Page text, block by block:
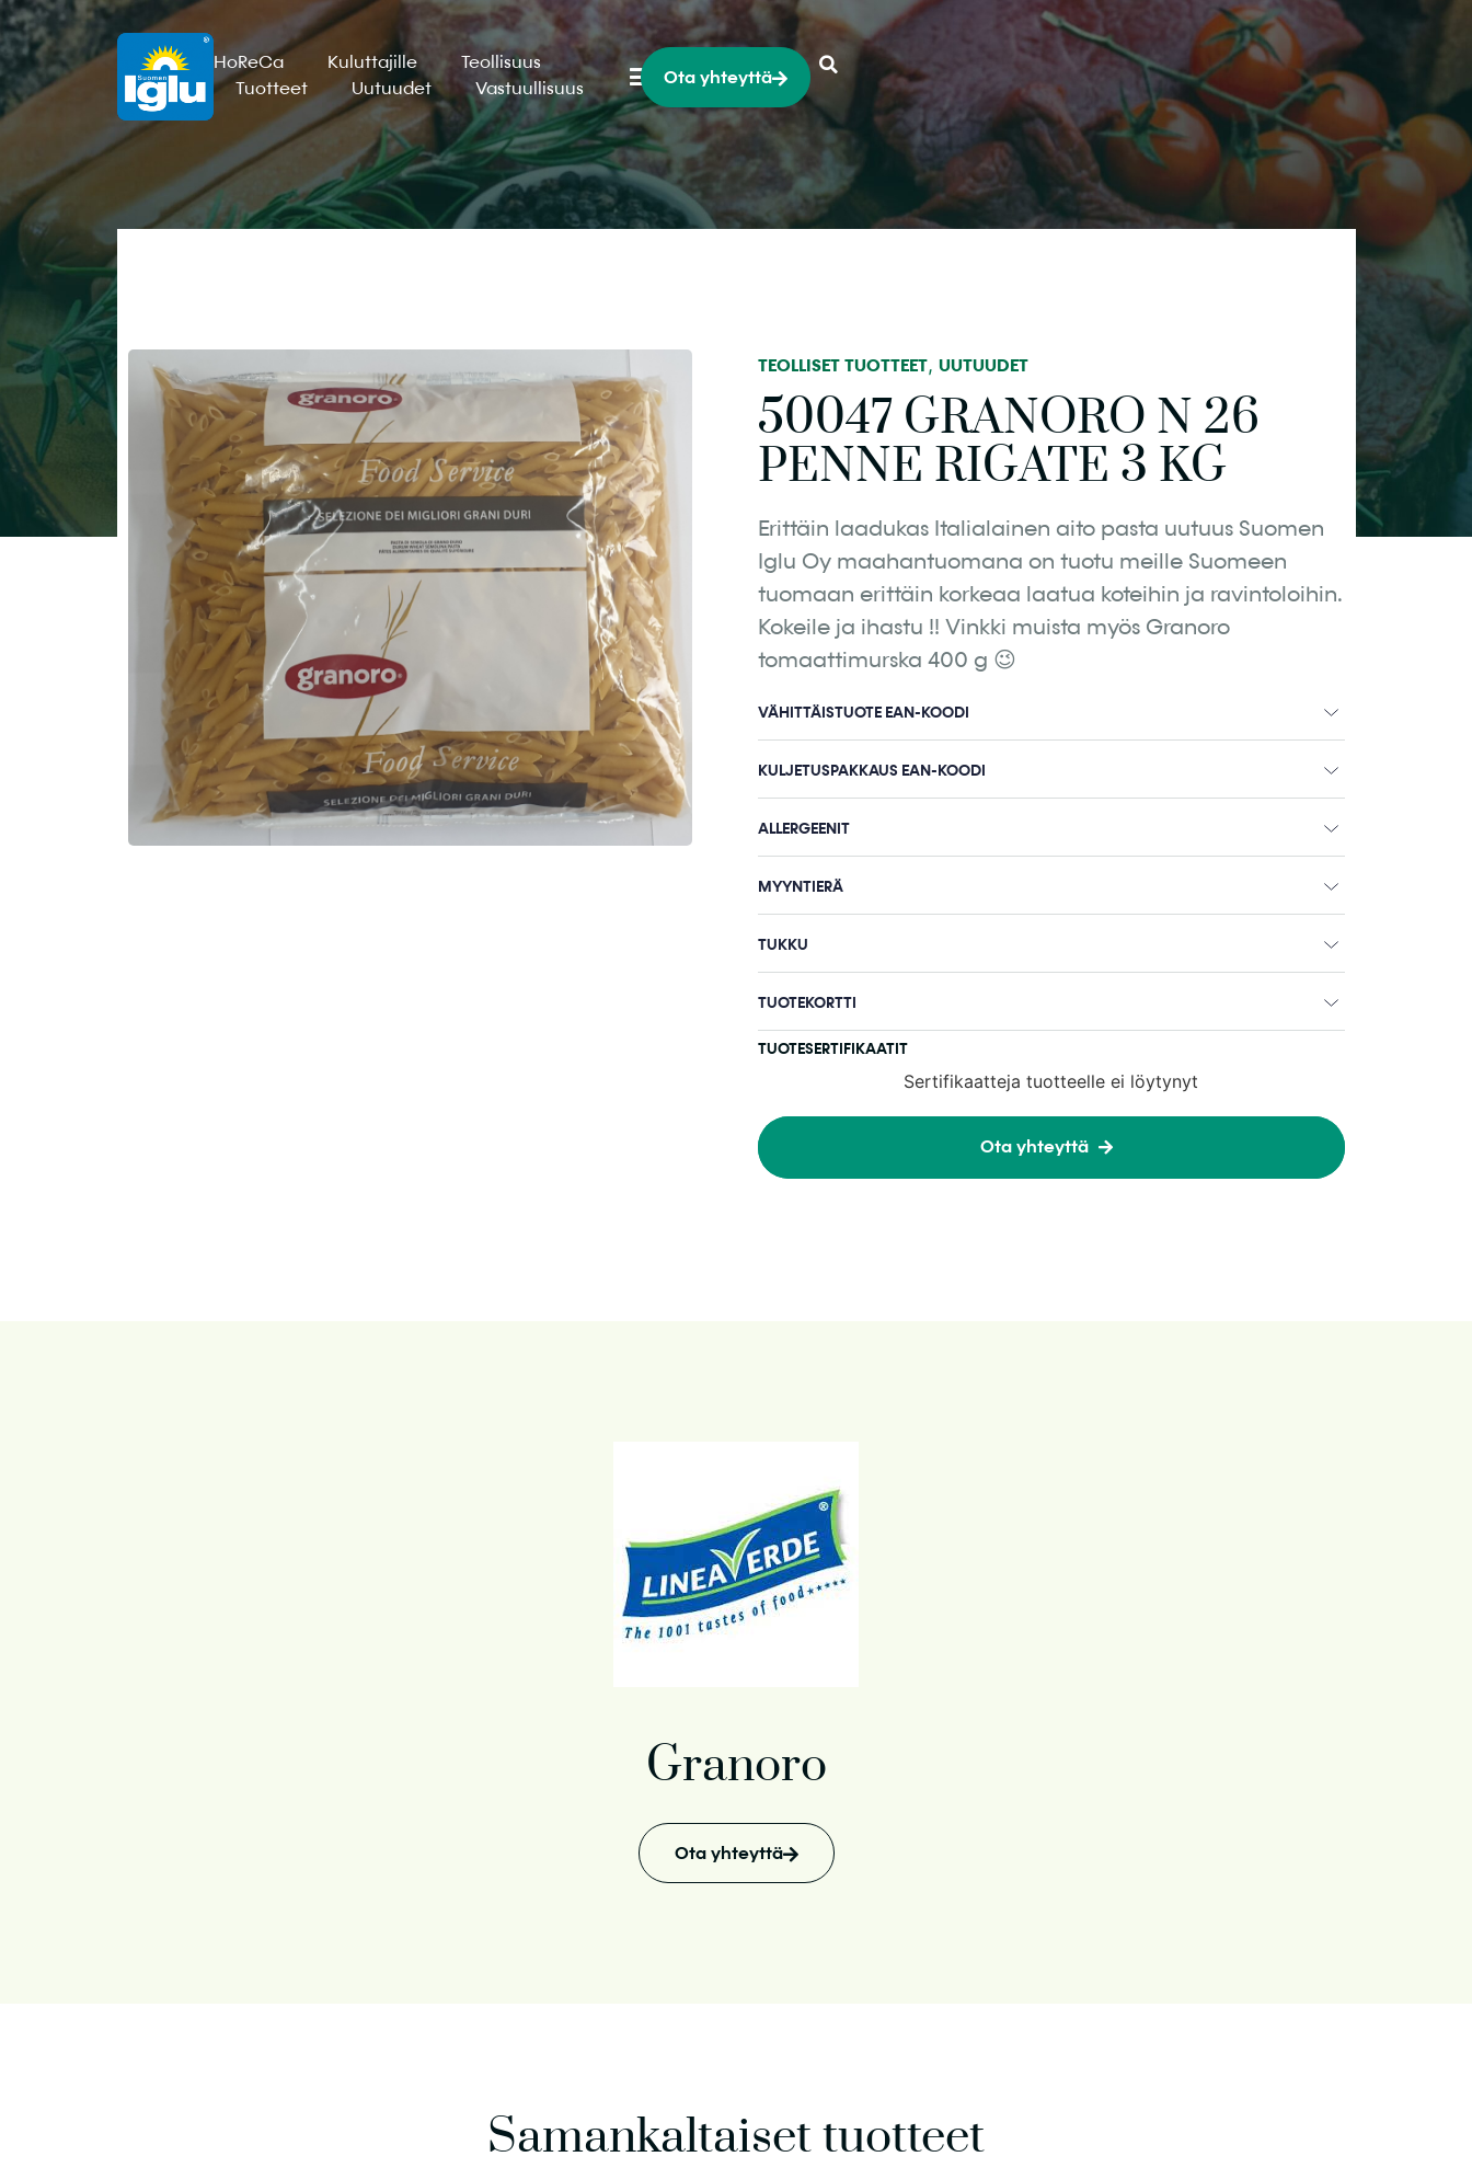
HoReCa Kuluttajille
Teollisuus
Tuotteet
Uutuudet Vastuullisuus
Ota yhteyttä
TEOLLISET TUOTTEET, UUTUUDET
50047 GRANORO N 26
PENNE RIGATE 3 KG
Erittäin laadukas Italialainen aito pasta uutuus Suomen
Iglu Oy maahantuomana on tuotu meille Suomeen
tuomaan erittäin korkeaa laatua koteihin ja ravintoloihin.
Kokeile ja ihastu !! Vinkki muista myös Granoro
tomaattimurska 400 g 😉
VÄHITTÄISTUOTE EAN-KOODI
KULJETUSPAKKAUS EAN-KOODI
ALLERGEENIT
MYYNTIERÄ
TUKKU
TUOTEKORTTI
TUOTESERTIFIKAATIT
Sertifikaatteja tuotteelle ei löytynyt
Ota yhteyttä
Granoro
Ota yhteyttä
Samankaltaiset tuotteet